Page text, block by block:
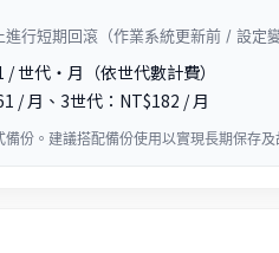
行短期回滾（作業系統更新前 / 設定
/ 世代・月（依世代數計費）
/ 月、3世代：NT$182 / 月
份。建議搭配備份使用以實現長期保存及